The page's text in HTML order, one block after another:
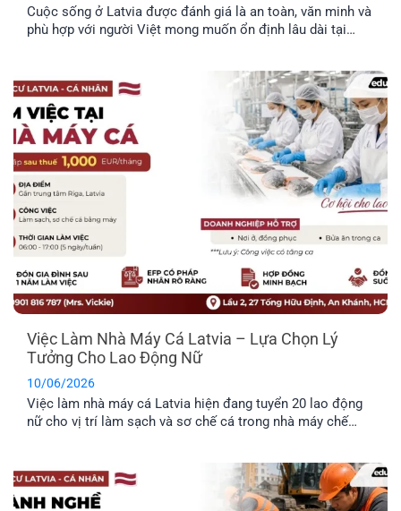
Cuộc sống ở Latvia được đánh giá là an toàn, văn minh và
phù hợp với người Việt mong muốn ổn định lâu dài tại
về môi trường sống, văn hóa và phúc lợi dành riêng cho
công dân.
Việc Làm Nhà Máy Cá Latvia – Lựa Chọn Lý
Tưởng Cho Lao Động Nữ
10/06/2026
Việc làm nhà máy cá Latvia hiện đang tuyển 20 lao động
nữ cho vị trí làm sạch và sơ chế cá trong nhà máy chế
chỗ ở. Đây là công việc rất [...]